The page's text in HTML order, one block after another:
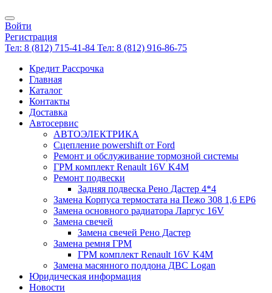
Войти
Регистрация
Тел: 8 (812) 715-41-84 Тел: 8 (812) 916-86-75
Кредит Рассрочка
Главная
Каталог
Контакты
Доставка
Автосервис
АВТОЭЛЕКТРИКА
Сцепление powershift от Ford
Ремонт и обслуживание тормозной системы
ГРМ комплект Renault 16V K4M
Ремонт подвески
Задняя подвеска Рено Дастер 4*4
Замена Корпуса термостата на Пежо 308 1,6 EP6
Замена основного радиатора Ларгус 16V
Замена свечей
Замена свечей Рено Дастер
Замена ремня ГРМ
ГРМ комплект Renault 16V K4M
Замена масянного поддона ДВС Logan
Юридическая информация
Новости